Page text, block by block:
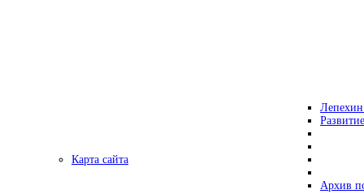
Карта сайта
Архив